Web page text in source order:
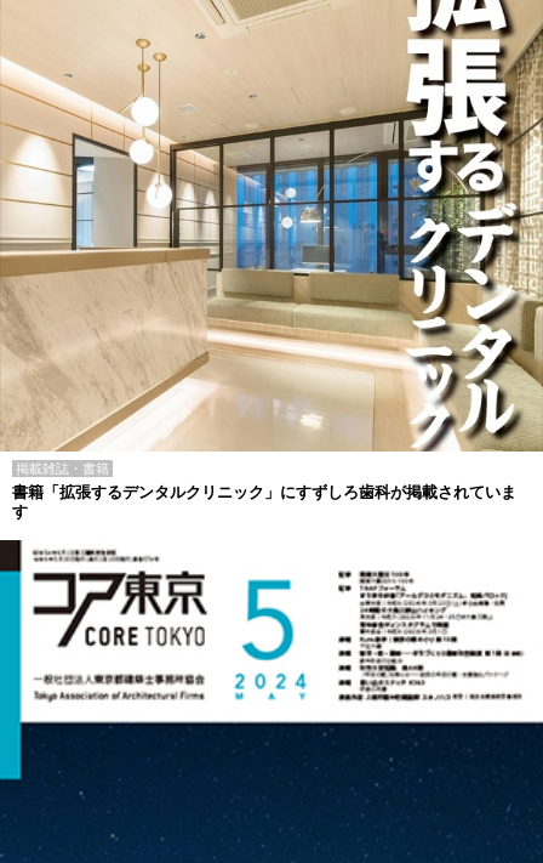
掲載雑誌・書籍
書籍「拡張するデンタルクリニック」にすずしろ歯科が掲載されていま
す